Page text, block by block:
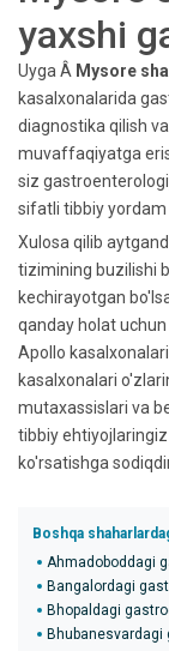
yaxshi
Uyga Â Mysore
kasalxonalarida
diagnostika qilish
muvaffaqiyatga
siz
sifatli tibbiy yordam
Xulosa qilib
tizimining buzilishi
kechirayotgan
qanday holat
Apollo
kasalxonalari
mutaxassislari va
tibbiy
ko'rsatishga
Boshqa
Ahmadoboddagi
Bangalordagi
Bhopaldagi